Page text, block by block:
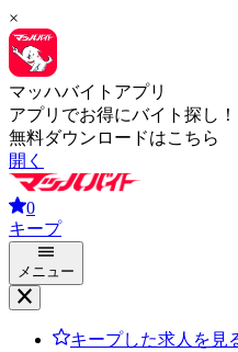
×
マッハバイトアプリ
アプリでお得にバイト探し！
無料ダウンロードはこちら
開く
0
キープ
メニュー
キープした求人を見